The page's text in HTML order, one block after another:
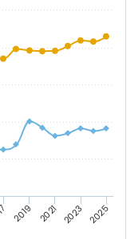
2019 2021 2023 2025